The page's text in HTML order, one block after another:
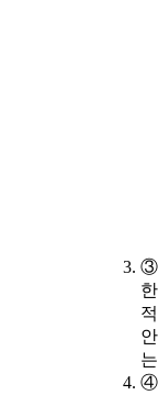
③
④